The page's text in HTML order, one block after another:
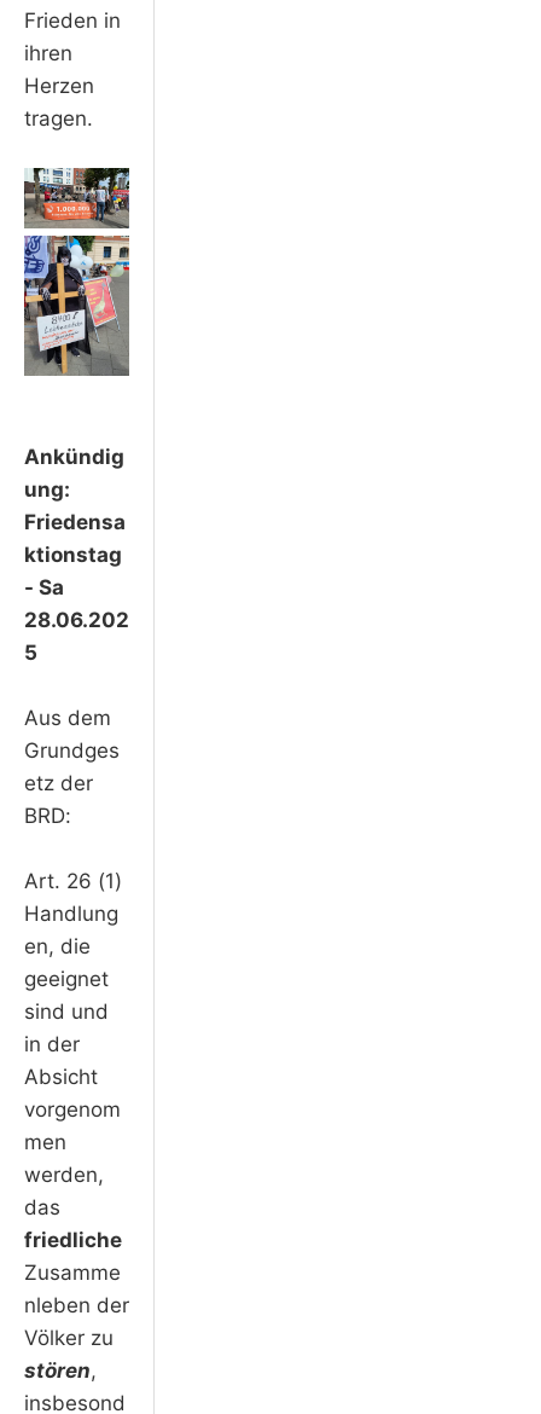
Frieden in
ihren
Herzen
tragen.
Ankündig
ung:
Friedensa
ktionstag
- Sa
28.06.202
5
Aus dem
Grundges
etz der
BRD:
Art. 26 (1)
Handlung
en, die
geeignet
sind und
in der
Absicht
vorgenom
men
werden,
das
friedliche
Zusamme
nleben der
Völker zu
stören,
insbesond